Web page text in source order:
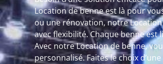
Location de benne est là pour
ou une rénovation, notre
avec flexibilité. Chaque benne
Avec notre Location de benne,
personnalisé. Faites le choix